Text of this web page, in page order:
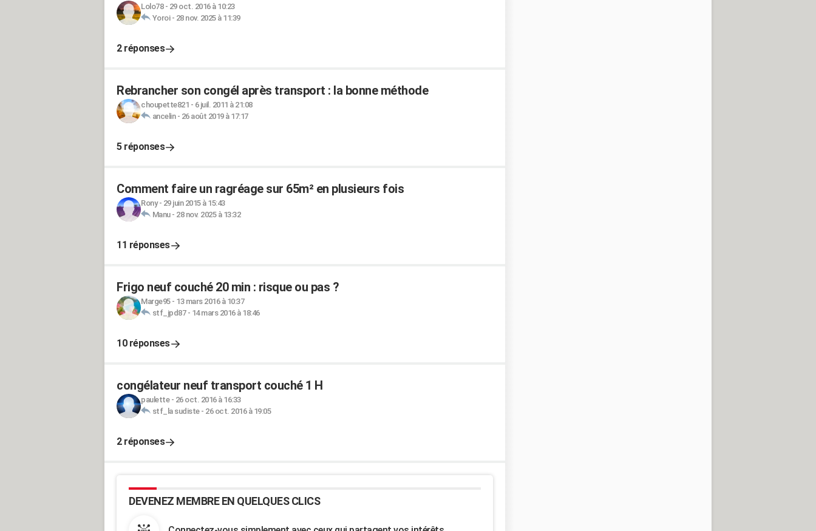
Lolo78- 29 oct. 2016 à 10:23
Yoroi- 28 nov. 2025 à 11:39
2 réponses
Rebrancher son congél après transport : la bonne méthode
choupette821 - 6 juil. 2011 à 21:08
ancelin- 26 août 2019 à 17:17
5 réponses
Comment faire un ragréage sur 65m² en plusieurs fois
Rony- 29 juin 2015 à 15:43
Manu- 28 nov. 2025 à 13:32
11 réponses
Frigo neuf couché 20 min : risque ou pas ?
Marge95- 13 mars 2016 à 10:37
stf_jpd87- 14 mars 2016 à 18:46
10 réponses
congélateur neuf transport couché 1 H
paulette- 26 oct. 2016 à 16:33
stf_la sudiste- 26 oct. 2016 à 19:05
2 réponses
DEVENEZ MEMBRE EN QUELQUES CLICS